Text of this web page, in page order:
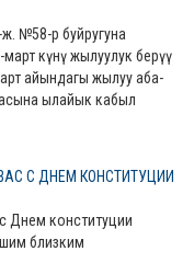
№58-р буйругуна
күнү жылуулук берүү
айындагы жылуу аба-
ылайык кабыл
С ДНЕМ КОНСТИТУЦИИ
Днем конституции
близким